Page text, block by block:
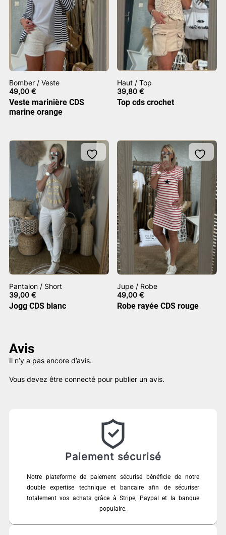
Bomber / Veste
49,00 €
Veste marinière CDS
marine orange
Haut / Top
39,80€
Top cds crochet
Pantalon / Short
39,00 €
Jogg CDS blanc
Jupe / Robe
49,00€
Robe rayée CDS rouge
Avis
Il n’y a pas encore d’avis.
Vous devez être connecté pour publier un avis.
Paiement sécurisé
Notre plateforme de paiement sécurisé bénéficie de notre
double expertise technique et bancaire afin de sécuriser
totalement vos achats grâce à Stripe, Paypal et la banque
populaire.